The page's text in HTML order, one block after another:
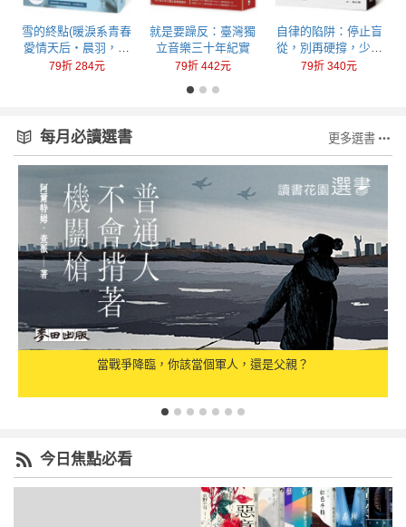
雪的終點(暖淚系青春
愛情天后‧晨羽，全
新加筆黑暗純愛系列
79折 284元
就是要躁反：臺灣獨
立音樂三十年紀實
79折 442元
自律的陷阱：停止盲
從，別再硬撐，少做
一點，成就更多
79折 340元
每月必讀選書 更多選書
當戰爭降臨，你該當個軍人，還是父親？
今日焦點必看